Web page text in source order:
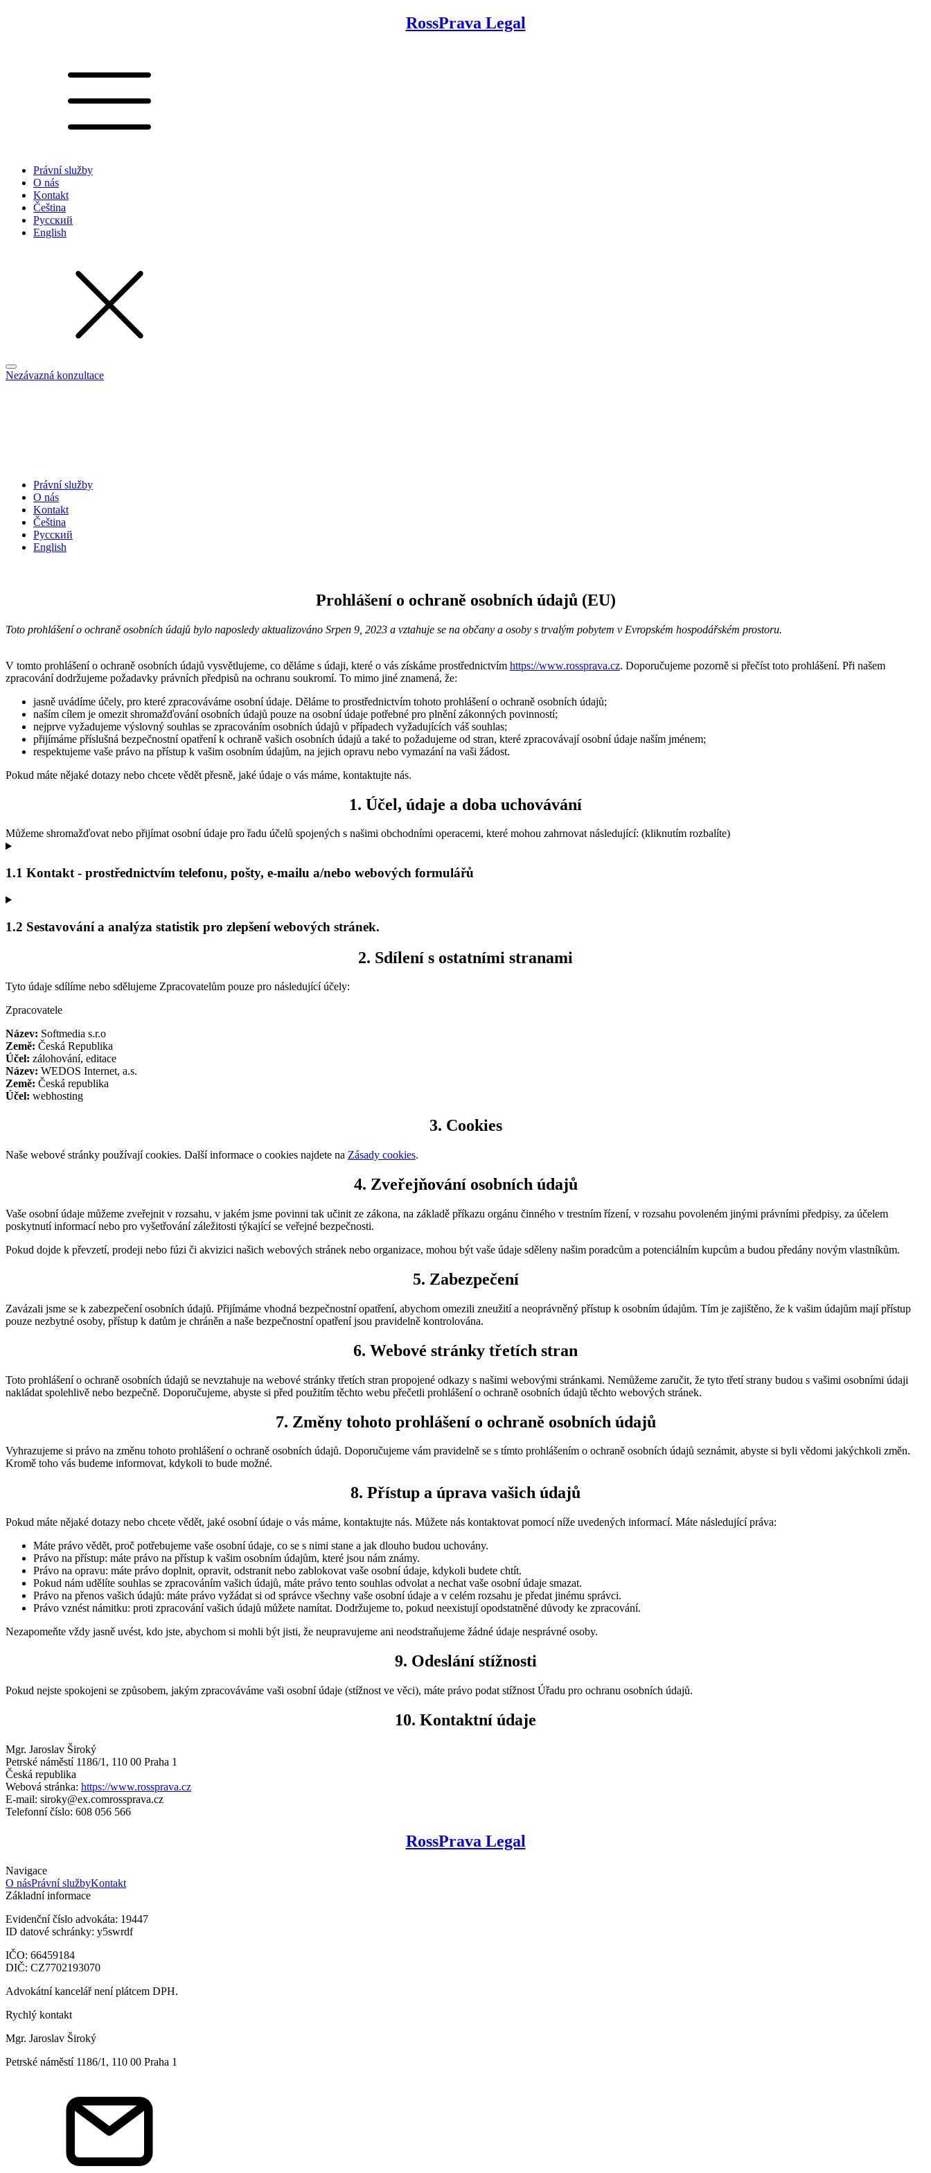
RossPrava Legal
Právní služby
O nás
Kontakt
Čeština
Русский
English
Nezávazná konzultace
Právní služby
O nás
Kontakt
Čeština
Русский
English
Prohlášení o ochraně osobních údajů (EU)
Toto prohlášení o ochraně osobních údajů bylo naposledy aktualizováno Srpen 9, 2023 a vztahuje se na občany a osoby s trvalým pobytem v Evropském hospodářském prostoru.
V tomto prohlášení o ochraně osobních údajů vysvětlujeme, co děláme s údaji, které o vás získáme prostřednictvím https://www.rossprava.cz. Doporučujeme pozorně si přečíst toto prohlášení. Při našem
zpracování dodržujeme požadavky právních předpisů na ochranu soukromí. To mimo jiné znamená, že:
jasně uvádíme účely, pro které zpracováváme osobní údaje. Děláme to prostřednictvím tohoto prohlášení o ochraně osobních údajů;
naším cílem je omezit shromažďování osobních údajů pouze na osobní údaje potřebné pro plnění zákonných povinností;
nejprve vyžadujeme výslovný souhlas se zpracováním osobních údajů v případech vyžadujících váš souhlas;
přijímáme příslušná bezpečnostní opatření k ochraně vašich osobních údajů a také to požadujeme od stran, které zpracovávají osobní údaje naším jménem;
respektujeme vaše právo na přístup k vašim osobním údajům, na jejich opravu nebo vymazání na vaši žádost.
Pokud máte nějaké dotazy nebo chcete vědět přesně, jaké údaje o vás máme, kontaktujte nás.
1. Účel, údaje a doba uchovávání
Můžeme shromažďovat nebo přijímat osobní údaje pro řadu účelů spojených s našimi obchodními operacemi, které mohou zahrnovat následující: (kliknutím rozbalíte)
1.1 Kontakt - prostřednictvím telefonu, pošty, e-mailu a/nebo webových formulářů
1.2 Sestavování a analýza statistik pro zlepšení webových stránek.
2. Sdílení s ostatními stranami
Tyto údaje sdílíme nebo sdělujeme Zpracovatelům pouze pro následující účely:
Zpracovatele
Název: Softmedia s.r.o
Země: Česká Republika
Účel: zálohování, editace
Název: WEDOS Internet, a.s.
Země: Česká republika
Účel: webhosting
3. Cookies
Naše webové stránky používají cookies. Další informace o cookies najdete na Zásady cookies.
4. Zveřejňování osobních údajů
Vaše osobní údaje můžeme zveřejnit v rozsahu, v jakém jsme povinni tak učinit ze zákona, na základě příkazu orgánu činného v trestním řízení, v rozsahu povoleném jinými právními předpisy, za účelem
poskytnutí informací nebo pro vyšetřování záležitosti týkající se veřejné bezpečnosti.
Pokud dojde k převzetí, prodeji nebo fúzi či akvizici našich webových stránek nebo organizace, mohou být vaše údaje sděleny našim poradcům a potenciálním kupcům a budou předány novým vlastníkům.
5. Zabezpečení
Zavázali jsme se k zabezpečení osobních údajů. Přijímáme vhodná bezpečnostní opatření, abychom omezili zneužití a neoprávněný přístup k osobním údajům. Tím je zajištěno, že k vašim údajům mají přístup
pouze nezbytné osoby, přístup k datům je chráněn a naše bezpečnostní opatření jsou pravidelně kontrolována.
6. Webové stránky třetích stran
Toto prohlášení o ochraně osobních údajů se nevztahuje na webové stránky třetích stran propojené odkazy s našimi webovými stránkami. Nemůžeme zaručit, že tyto třetí strany budou s vašimi osobními údaji
nakládat spolehlivě nebo bezpečně. Doporučujeme, abyste si před použitím těchto webu přečetli prohlášení o ochraně osobních údajů těchto webových stránek.
7. Změny tohoto prohlášení o ochraně osobních údajů
Vyhrazujeme si právo na změnu tohoto prohlášení o ochraně osobních údajů. Doporučujeme vám pravidelně se s tímto prohlášením o ochraně osobních údajů seznámit, abyste si byli vědomi jakýchkoli změn.
Kromě toho vás budeme informovat, kdykoli to bude možné.
8. Přístup a úprava vašich údajů
Pokud máte nějaké dotazy nebo chcete vědět, jaké osobní údaje o vás máme, kontaktujte nás. Můžete nás kontaktovat pomocí níže uvedených informací. Máte následující práva:
Máte právo vědět, proč potřebujeme vaše osobní údaje, co se s nimi stane a jak dlouho budou uchovány.
Právo na přístup: máte právo na přístup k vašim osobním údajům, které jsou nám známy.
Právo na opravu: máte právo doplnit, opravit, odstranit nebo zablokovat vaše osobní údaje, kdykoli budete chtít.
Pokud nám udělíte souhlas se zpracováním vašich údajů, máte právo tento souhlas odvolat a nechat vaše osobní údaje smazat.
Právo na přenos vašich údajů: máte právo vyžádat si od správce všechny vaše osobní údaje a v celém rozsahu je předat jinému správci.
Právo vznést námitku: proti zpracování vašich údajů můžete namítat. Dodržujeme to, pokud neexistují opodstatněné důvody ke zpracování.
Nezapomeňte vždy jasně uvést, kdo jste, abychom si mohli být jisti, že neupravujeme ani neodstraňujeme žádné údaje nesprávné osoby.
9. Odeslání stížnosti
Pokud nejste spokojeni se způsobem, jakým zpracováváme vaši osobní údaje (stížnost ve věci), máte právo podat stížnost Úřadu pro ochranu osobních údajů.
10. Kontaktní údaje
Mgr. Jaroslav Široký
Petrské náměstí 1186/1, 110 00 Praha 1
Česká republika
Webová stránka: https://www.rossprava.cz
E-mail: siroky@ex.comrossprava.cz
Telefonní číslo: 608 056 566
RossPrava Legal
Navigace
O násPrávní službyKontakt
Základní informace
Evidenční číslo advokáta: 19447
ID datové schránky: y5swrdf
IČO: 66459184
DIČ: CZ7702193070
Advokátní kancelář není plátcem DPH.
Rychlý kontakt
Mgr. Jaroslav Široký
Petrské náměstí 1186/1, 110 00 Praha 1